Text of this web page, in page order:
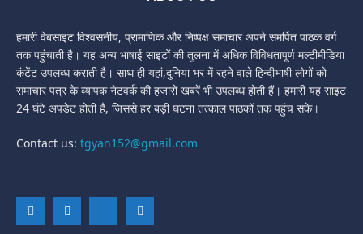
हमारी वेबसाइट विश्वसनीय, प्रामाणिक और निष्पक्ष समाचार अपने समर्पित पाठक वर्ग
तक पहुंचाती है। यह अन्य भाषाई साइटों की तुलना में अधिक विविधतापूर्ण मल्टीमीडिया
कंटेंट उपलब्ध कराती है। साथ ही यहां,दुनिया भर में रहने वाले हिन्दीभाषी लोगों को
समाचार पत्र के व्यापक नेटवर्क की हजारों खबरें भी उपलब्ध होती हैं। हमारी यह साइट
24 घंटे अपडेट होती है, जिससे हर बड़ी घटना तत्काल पाठकों तक पहुंच सके।
Contact us: tgyan152@gmail.com